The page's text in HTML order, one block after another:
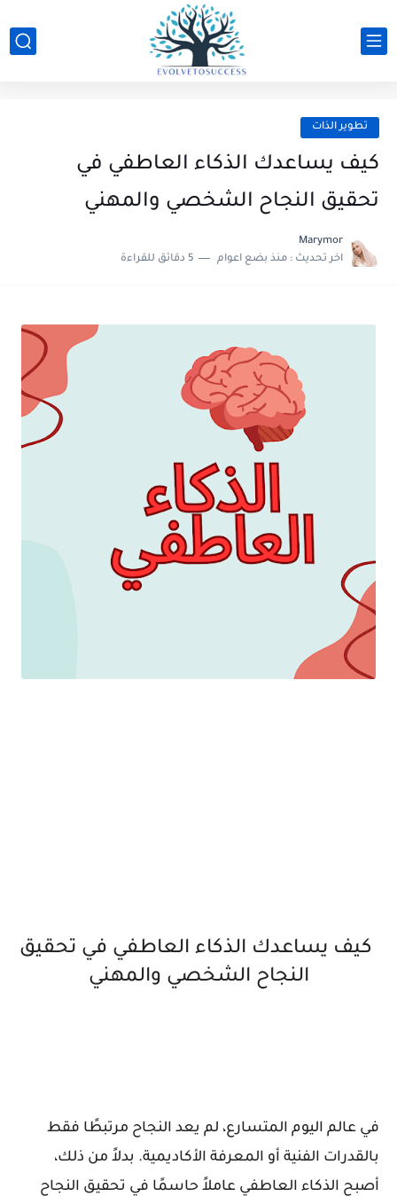
تطوير الذات
كيف يساعدك الذكاء العاطفي في
تحقيق النجاح الشخصي والمهني
Marymor
اخر تحديث : منذ بضع اعوام 5 دقائق للقراءة
كيف يساعدك الذكاء العاطفي في تحقيق
النجاح الشخصي والمهني
في عالم اليوم المتسارع، لم يعد النجاح مرتبطًا فقط
بالقدرات الفنية أو المعرفة الأكاديمية. بدلاً من ذلك،
أصبح الذكاء العاطفي عاملاً حاسمًا في تحقيق النجاح